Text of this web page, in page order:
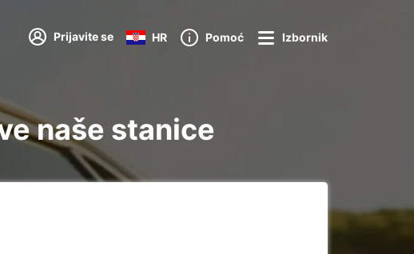
Prijavite se HR Pomoć Izbornik
naše stanice